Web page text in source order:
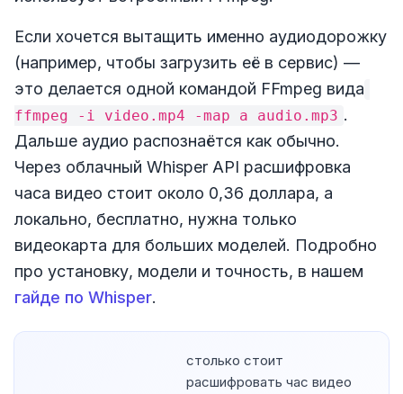
Если хочется вытащить именно аудиодорожку
(например, чтобы загрузить её в сервис) —
это делается одной командой FFmpeg вида
ffmpeg -i video.mp4 -map a audio.mp3 .
Дальше аудио распознаётся как обычно.
Через облачный Whisper API расшифровка
часа видео стоит около 0,36 доллара, а
локально, бесплатно, нужна только
видеокарта для больших моделей. Подробно
про установку, модели и точность, в нашем
гайде по Whisper.
столько стоит
расшифровать час видео